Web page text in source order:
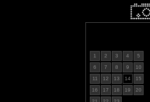
1 2 3 4 5
6 7 8 9 10
11 12 13 14 15
16 17 18 19 20